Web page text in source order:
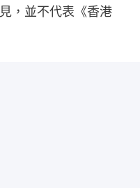
，並不代表《香港